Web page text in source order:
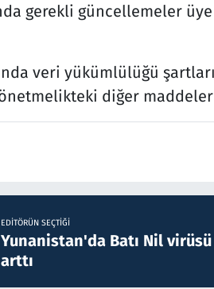
gerekli güncellemeler
veri yükümlülüğü
diğer
EDITÖRÜN SEÇTIĞI
Yunanistan'da Batı Nil
arttı